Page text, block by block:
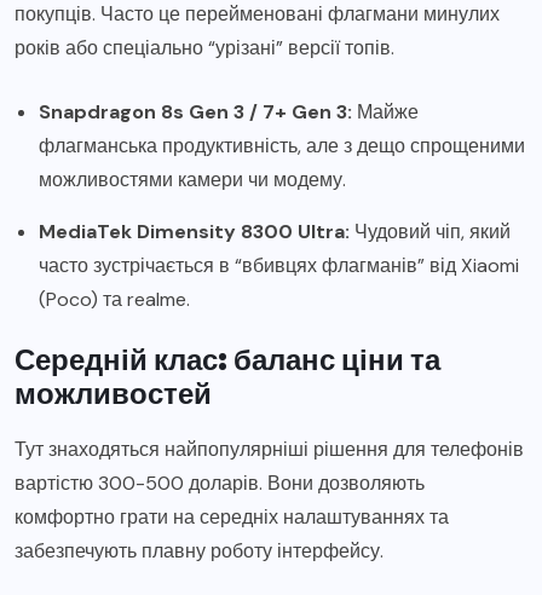
покупців. Часто це перейменовані флагмани минулих
років або спеціально “урізані” версії топів.
Snapdragon 8s Gen 3 / 7+ Gen 3: Майже
флагманська продуктивність, але з дещо спрощеними
можливостями камери чи модему.
MediaTek Dimensity 8300 Ultra: Чудовий чіп, який
часто зустрічається в “вбивцях флагманів” від Xiaomi
(Poco) та realme.
Середній клас: баланс ціни та
можливостей
Тут знаходяться найпопулярніші рішення для телефонів
вартістю 300-500 доларів. Вони дозволяють
комфортно грати на середніх налаштуваннях та
забезпечують плавну роботу інтерфейсу.